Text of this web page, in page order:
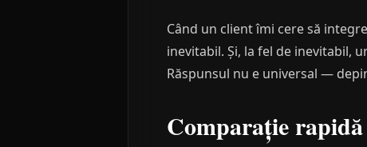
Când un client îmi cere să
inevitabil. Și, la fel de inevitabil,
Răspunsul nu e universal —
Comparație rapidă